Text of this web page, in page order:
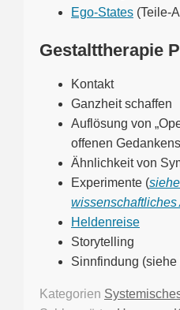
Ego-States (Teile-
Gestalttherapie
Kontakt
Ganzheit schaffen
Auflösung von
offenen
Ähnlichkeit von
Experimente (
wissenschaftliches
Heldenreise
Storytelling
Sinnfindung (siehe
Kategorien